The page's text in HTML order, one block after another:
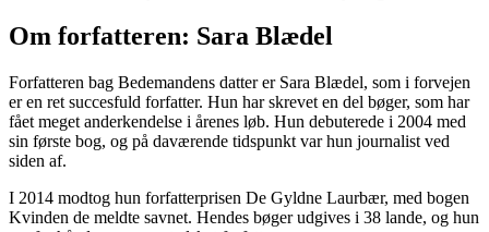
Om forfatteren: Sara Blædel
Forfatteren bag Bedemandens datter er Sara Blædel, som i forvejen
er en ret succesfuld forfatter. Hun har skrevet en del bøger, som har
fået meget anderkendelse i årenes løb. Hun debuterede i 2004 med
sin første bog, og på daværende tidspunkt var hun journalist ved
siden af.
I 2014 modtog hun forfatterprisen De Gyldne Laurbær, med bogen
Kvinden de meldte savnet. Hendes bøger udgives i 38 lande, og hun